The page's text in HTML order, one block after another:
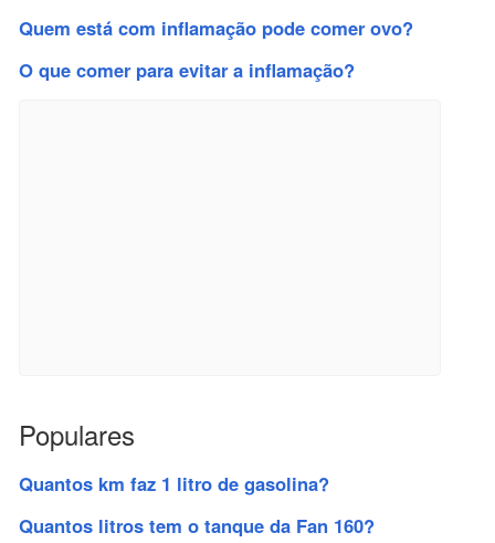
Quem está com inflamação pode comer ovo?
O que comer para evitar a inflamação?
Populares
Quantos km faz 1 litro de gasolina?
Quantos litros tem o tanque da Fan 160?